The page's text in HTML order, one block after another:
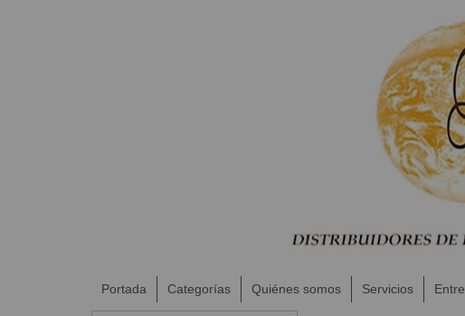
Portada Categorías Quiénes somos Servicios